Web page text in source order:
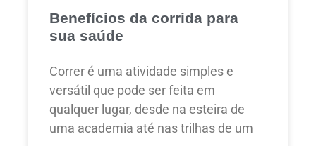
Benefícios da corrida para
sua saúde
Correr é uma atividade simples e
versátil que pode ser feita em
qualquer lugar, desde na esteira de
uma academia até nas trilhas de um